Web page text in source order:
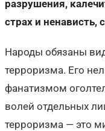
разрушения,
страх и ненависть,
Народы обязаны
терроризма. Его
фанатизмом
волей отдельных
терроризма — это